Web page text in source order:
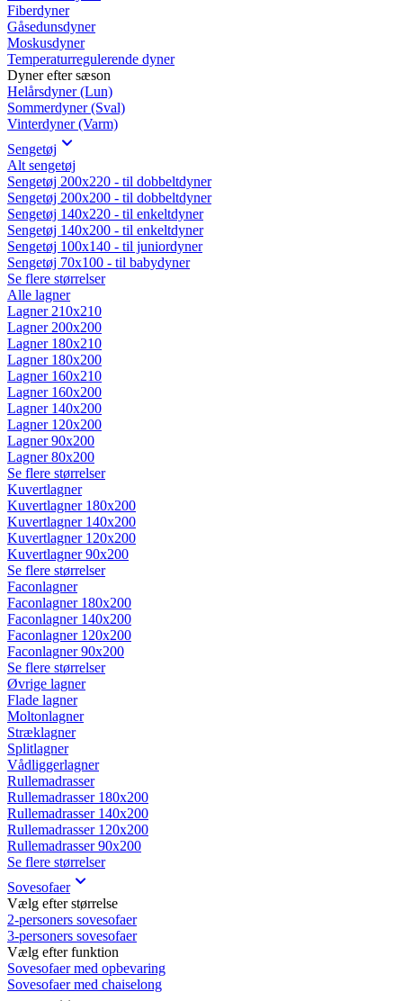
Fiberdyner
Gåsedunsdyner
Moskusdyner
Temperaturregulerende dyner
Dyner efter sæson
Helårsdyner (Lun)
Sommerdyner (Sval)
Vinterdyner (Varm)
Sengetøj
Alt sengetøj
Sengetøj 200x220 - til dobbeltdyner
Sengetøj 200x200 - til dobbeltdyner
Sengetøj 140x220 - til enkeltdyner
Sengetøj 140x200 - til enkeltdyner
Sengetøj 100x140 - til juniordyner
Sengetøj 70x100 - til babydyner
Se flere størrelser
Alle lagner
Lagner 210x210
Lagner 200x200
Lagner 180x210
Lagner 180x200
Lagner 160x210
Lagner 160x200
Lagner 140x200
Lagner 120x200
Lagner 90x200
Lagner 80x200
Se flere størrelser
Kuvertlagner
Kuvertlagner 180x200
Kuvertlagner 140x200
Kuvertlagner 120x200
Kuvertlagner 90x200
Se flere størrelser
Faconlagner
Faconlagner 180x200
Faconlagner 140x200
Faconlagner 120x200
Faconlagner 90x200
Se flere størrelser
Øvrige lagner
Flade lagner
Moltonlagner
Stræklagner
Splitlagner
Vådliggerlagner
Rullemadrasser
Rullemadrasser 180x200
Rullemadrasser 140x200
Rullemadrasser 120x200
Rullemadrasser 90x200
Se flere størrelser
Sovesofaer
Vælg efter størrelse
2-personers sovesofaer
3-personers sovesofaer
Vælg efter funktion
Sovesofaer med opbevaring
Sovesofaer med chaiselong